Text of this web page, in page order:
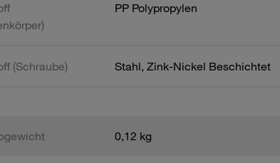
PP Polypropylen
(Schraube) Stahl, Zink-Nickel Beschichtet
0,12 kg